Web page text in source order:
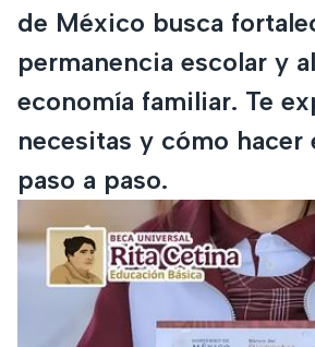
de México busca
permanencia escolar y
economía familiar. Te
necesitas y cómo hacer
paso a paso.